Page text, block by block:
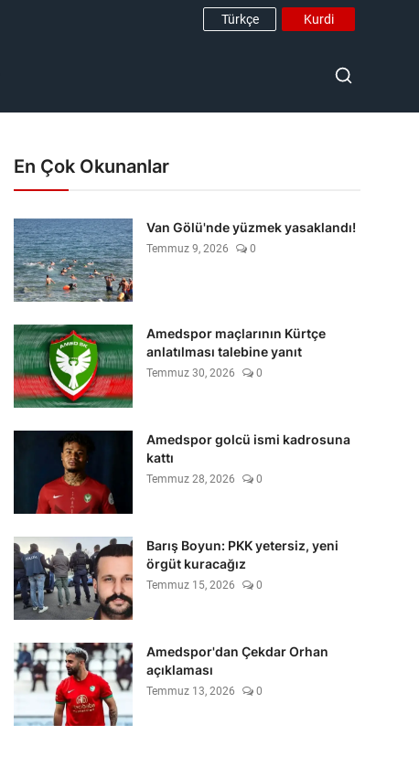
Türkçe Kurdi
En Çok Okunanlar
Van Gölü'nde yüzmek yasaklandı!
Temmuz 9, 2026 0
Amedspor maçlarının Kürtçe
anlatılması talebine yanıt
Temmuz 30, 2026 0
Amedspor golcü ismi kadrosuna
kattı
Temmuz 28, 2026 0
Barış Boyun: PKK yetersiz, yeni
örgüt kuracağız
Temmuz 15, 2026 0
Amedspor'dan Çekdar Orhan
açıklaması
Temmuz 13, 2026 0